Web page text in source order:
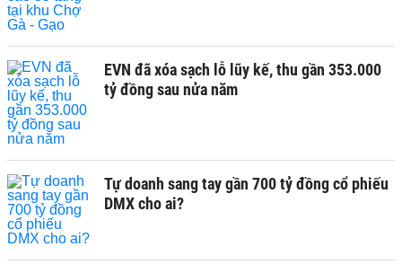
EVN đã xóa sạch lỗ lũy kế, thu gần 353.000
tỷ đồng sau nửa năm
Tự doanh sang tay gần 700 tỷ đồng cổ phiếu
DMX cho ai?